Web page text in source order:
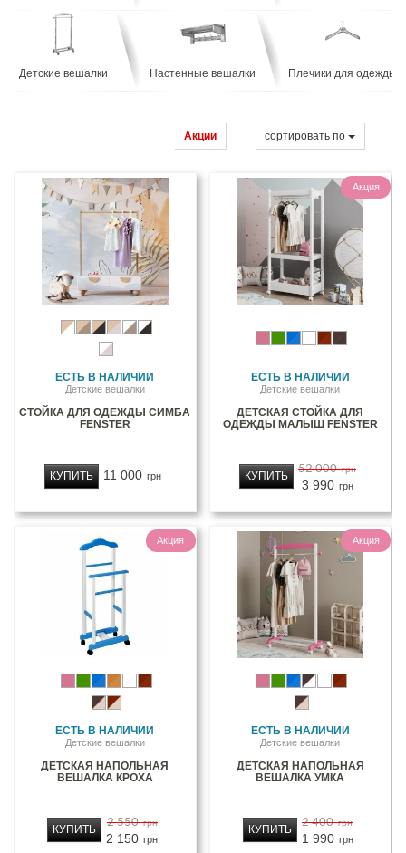
Детские вешалки Настенные вешалки Плечики для одежды
cортировать по
Акции
ЕСТЬ В НАЛИЧИИ
Детские вешалки
СТОЙКА ДЛЯ ОДЕЖДЫ СИМБА
FENSTER
11 000 грн
КУПИТЬ
Акция
ЕСТЬ В НАЛИЧИИ
Детские вешалки
ДЕТСКАЯ СТОЙКА ДЛЯ
ОДЕЖДЫ МАЛЫШ FENSTER
52 000 грн
3 990 грн
КУПИТЬ
Акция
ЕСТЬ В НАЛИЧИИ
Детские вешалки
ДЕТСКАЯ НАПОЛЬНАЯ
ВЕШАЛКА КРОХА
2 550 грн
2 150 грн
КУПИТЬ
Акция
ЕСТЬ В НАЛИЧИИ
Детские вешалки
ДЕТСКАЯ НАПОЛЬНАЯ
ВЕШАЛКА УМКА
2 400 грн
1 990 грн
КУПИТЬ